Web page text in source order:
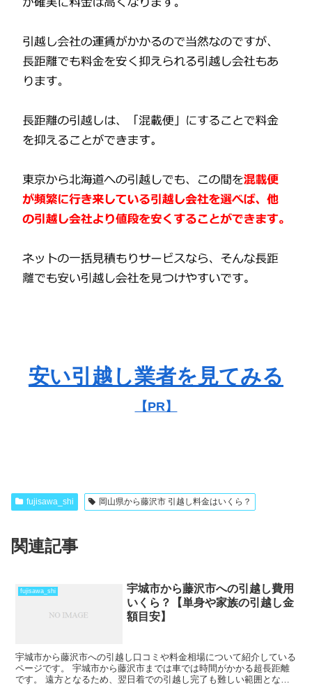
安い引越し業者を見てみる
【PR】
fujisawa_shi 岡山県から藤沢市 引越し料金はいくら？
関連記事
fujisawa_shi
宇城市から藤沢市への引越し費用
いくら？【単身や家族の引越し金
額目安】
宇城市から藤沢市への引越し口コミや料金相場について紹介している
ページです。 宇城市から藤沢市までは車では時間がかかる超長距離
です。 遠方となるため、翌日着での引越し完了も難しい範囲となり